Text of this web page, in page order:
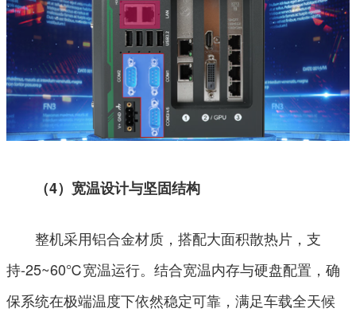
（4）宽温设计与坚固结构
整机采用铝合金材质，搭配大面积散热片，支
持-25~60℃宽温运行。结合宽温内存与硬盘配置，确
保系统在极端温度下依然稳定可靠，满足车载全天候